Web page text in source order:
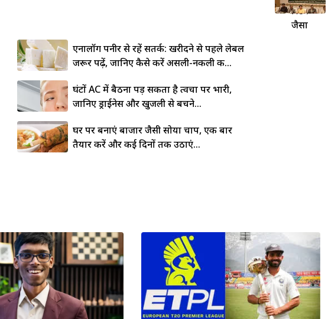
स्टिक
जैसा
एनालॉग पनीर से रहें सतर्क: खरीदने से पहले लेबल
जरूर पढ़ें, जानिए कैसे करें असली-नकली की...
घंटों AC में बैठना पड़ सकता है त्वचा पर भारी,
जानिए ड्राईनेस और खुजली से बचने...
घर पर बनाएं बाजार जैसी सोया चाप, एक बार
तैयार करें और कई दिनों तक उठाएं...